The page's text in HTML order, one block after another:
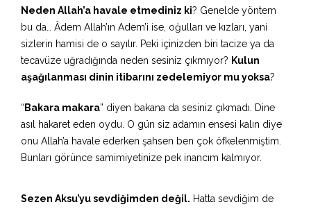
Neden Allah’a havale etmediniz ki? Genelde yöntem
bu da… Âdem Allah’ın Adem’i ise, oğulları ve kızları, yani
sizlerin hamisi de o sayılır. Peki içinizden biri tacize ya da
tecavüze uğradığında neden sesiniz çıkmıyor? Kulun
aşağılanması dinin itibarını zedelemiyor mu yoksa?
“ Bakara makara” diyen bakana da sesiniz çıkmadı. Dine
asıl hakaret eden oydu. O gün siz adamın ensesi kalın diye
onu Allah’a havale ederken şahsen ben çok öfkelenmiştim.
Bunları görünce samimiyetinize pek inancım kalmıyor.
Sezen Aksu’yu sevdiğimden değil. Hatta sevdiğim de